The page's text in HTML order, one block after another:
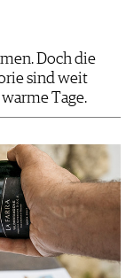
Doch die
sind weit
Tage.